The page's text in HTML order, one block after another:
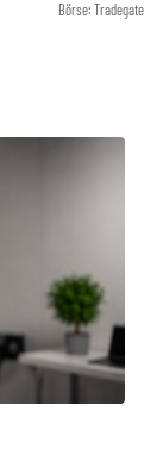
Börse: Tradegate